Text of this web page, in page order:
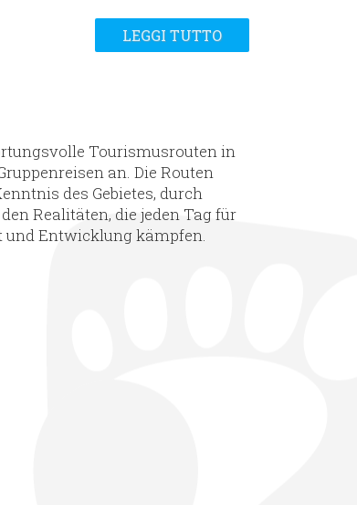
LEGGI TUTTO
Tourismusrouten in
an. Die Routen
des Gebietes, durch
Realitäten, die jeden Tag für
und Entwicklung kämpfen.